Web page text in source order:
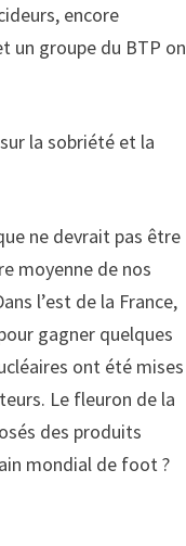
encore
un groupe du BTP on
la sobriété et la
ne devrait pas être
moyenne de nos
l’est de la France,
gagner quelques
ont été mises
Le fleuron de la
des produits
mondial de foot ?